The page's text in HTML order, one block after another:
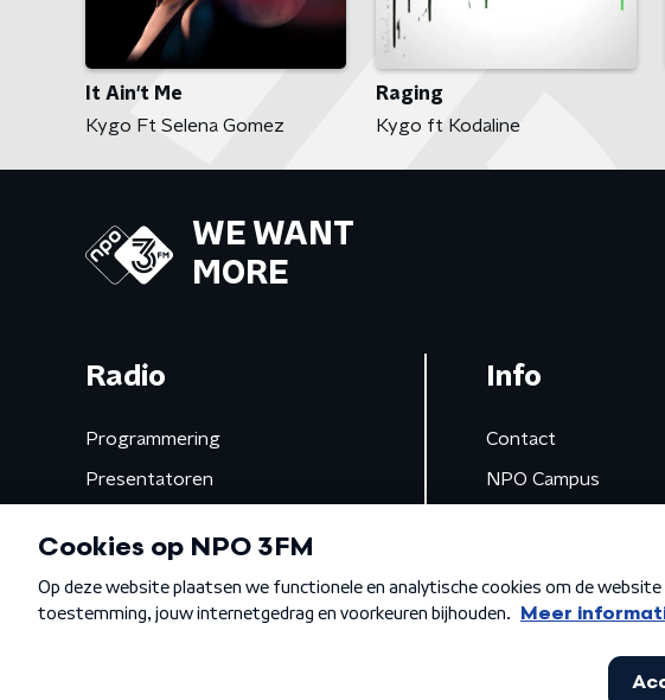
It Ain't Me
Kygo Ft Selena Gomez
Raging
Kygo ft Kodaline
WE WANT
MORE
Radio
Programmering
Presentatoren
Gemist
Info
Contact
NPO Campus
Algemene voorwaarden Privacybeleid